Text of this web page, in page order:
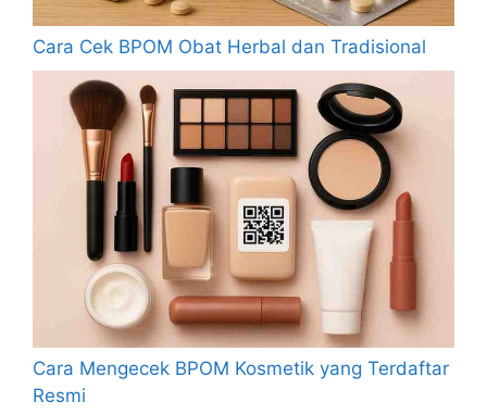
Cara Cek BPOM Obat Herbal dan Tradisional
Cara Mengecek BPOM Kosmetik yang Terdaftar
Resmi